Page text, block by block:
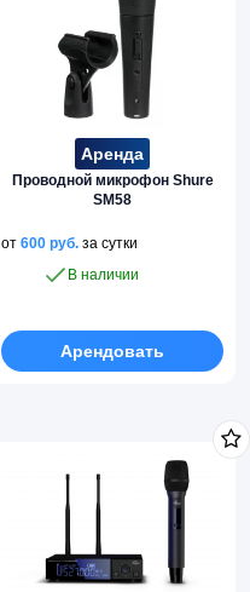
Аренда
Проводной микрофон Shure
SM58
от600руб. за сутки
В наличии
Арендовать